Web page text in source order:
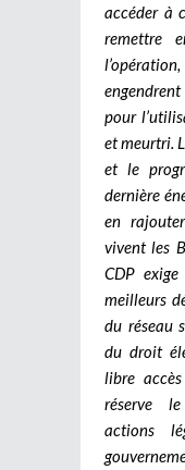
accéder à
remettre
pour
et meurtri.
et le
dernière
en
vivent les
CDP
meilleurs
du réseau
du droit
libre
réserve
actions